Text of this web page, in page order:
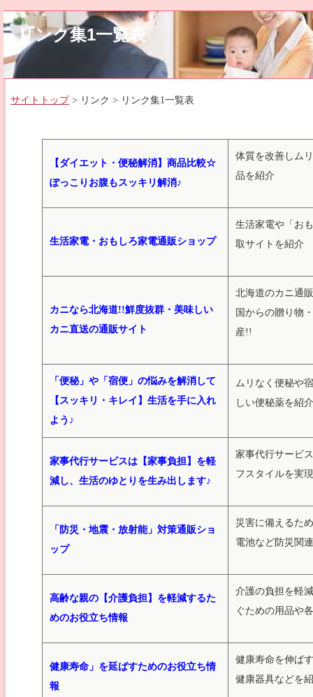
リンク集1一覧表
サイトトップ > リンク > リンク集1一覧表
【ダイエット・便秘解消】商品比較☆
ぽっこりお腹もスッキリ解消♪
体質を改善しム
品を紹介
生活家電・おもしろ家電通販ショップ
生活家電や「お
取サイトを紹介
カニなら北海道!!鮮度抜群・美味しい
カニ直送の通販サイト
北海道のカニ通
国からの贈り物
産!!
「便秘」や「宿便」の悩みを解消して
【スッキリ・キレイ】生活を手に入れ
よう♪
ムリなく便秘や
しい便秘薬を紹介
家事代行サービスは【家事負担】を軽
減し、生活のゆとりを生み出します♪
家事代行サービ
フスタイルを実
「防災・地震・放射能」対策通販ショ
ップ
災害に備えるた
電池など防災関
高齢な親の【介護負担】を軽減するた
めのお役立ち情報
介護の負担を軽
ぐための用品や
健康寿命」を延ばすためのお役立ち情
報
健康寿命を伸ば
健康器具などを